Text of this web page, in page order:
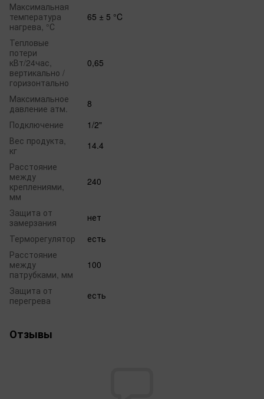
Максимальная
температура
нагрева, °С
65 ± 5 °C
Тепловые
потери
кВт/24час,
вертикально /
горизонтально
0,65
Максимальное
давление атм.
8
Подключение
1/2"
Вес продукта,
кг
14.4
Расстояние
между
креплениями,
мм
240
Защита от
замерзания
нет
Терморегулятор
есть
Расстояние
между
патрубками, мм
100
Защита от
перегрева
есть
Отзывы